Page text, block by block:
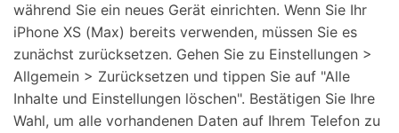
während Sie ein neues Gerät einrichten. Wenn Sie Ihr
iPhone XS (Max) bereits verwenden, müssen Sie es
zunächst zurücksetzen. Gehen Sie zu Einstellungen >
Allgemein > Zurücksetzen und tippen Sie auf "Alle
Inhalte und Einstellungen löschen". Bestätigen Sie Ihre
Wahl, um alle vorhandenen Daten auf Ihrem Telefon zu